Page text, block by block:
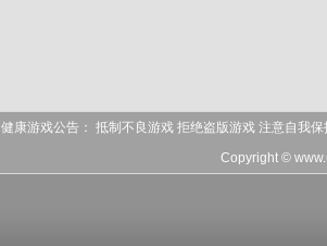
健康游戏公告： 抵制不良游戏 拒绝盗版游戏 注意自我
Copyright ©